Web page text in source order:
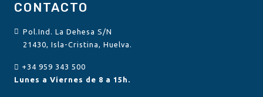
CONTACTO
Pol.Ind. La Dehesa S/N
21430, Isla-Cristina, Huelva.
+34 959 343 500
Lunes a Viernes de 8 a 15h.